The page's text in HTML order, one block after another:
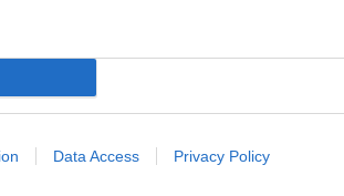
Data Access Privacy Policy